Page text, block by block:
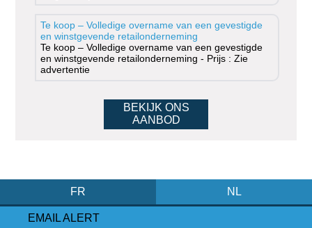
Te koop – Volledige overname van een gevestigde
en winstgevende retailonderneming
Te koop – Volledige overname van een gevestigde
en winstgevende retailonderneming - Prijs : Zie
advertentie
BEKIJK ONS
AANBOD
FR NL
EMAIL ALERT